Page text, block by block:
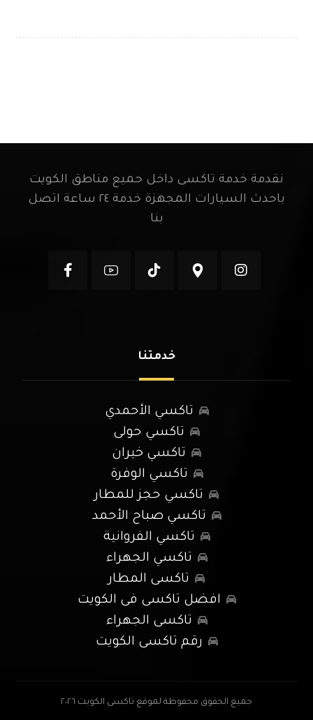
نقدمة خدمة تاكسى داخل حميع مناطق الكويت
باحدث السيارات المجهزة خدمة ٢٤ ساعة اتصل
بنا
خدمتنا
تاكسي الأحمدي
تاكسي حولى
تاكسي خيران
تاكسي الوفرة
تاكسي حجز للمطار
تاكسي صباح الأحمد
تاكسي الفروانية
تاكسي الجهراء
تاكسى المطار
افضل تاكسى فى الكويت
تاكسى الجهراء
رقم تاكسى الكويت
جميع الحقوق محفوظة لموقع تاكسى الكويت ٢٠٢٦